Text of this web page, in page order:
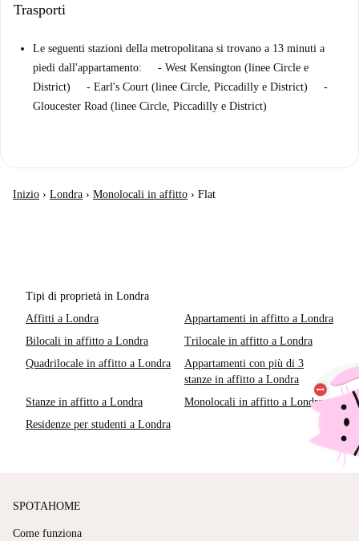
Trasporti
Le seguenti stazioni della metropolitana si trovano a 13 minuti a
piedi dall'appartamento: - West Kensington (linee Circle e
District) - Earl's Court (linee Circle, Piccadilly e District) -
Gloucester Road (linee Circle, Piccadilly e District)
Inizio › Londra › Monolocali in affitto › Flat
Tipi di proprietà in Londra
Affitti a Londra
Appartamenti in affitto a Londra
Bilocali in affitto a Londra
Trilocale in affitto a Londra
Quadrilocale in affitto a Londra
Appartamenti con più di 3
stanze in affitto a Londra
Stanze in affitto a Londra
Monolocali in affitto a Londra
Residenze per studenti a Londra
SPOTAHOME
Come funziona